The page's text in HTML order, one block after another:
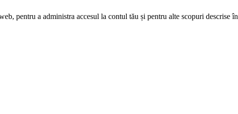
pentru a administra accesul la contul tău și pentru alte scopuri descrise în